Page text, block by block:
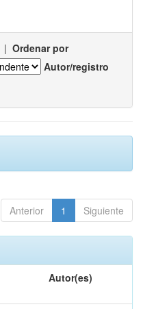
| Ordenar por
Autor/registro
Anterior 1 Siguiente
Autor(es)